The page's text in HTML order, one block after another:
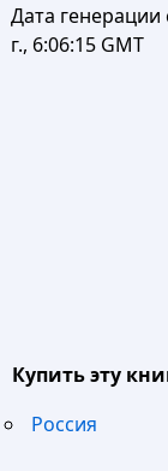
Дата генерации
г., 6:06:15 GMT
Купить эту
Россия